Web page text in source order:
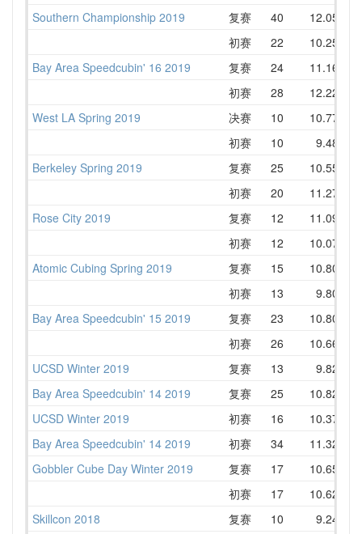
Southern Championship 2019
复赛 40 12.05
初赛
22 10.25
Bay Area Speedcubin' 16 2019
复赛 24 11.16
初赛
28 12.22
West LA Spring 2019
决赛 10 10.77
初赛
10 9.48
Berkeley Spring 2019
复赛 25 10.55
初赛
20 11.27
Rose City 2019
复赛 12 11.09
初赛
12 10.07
Atomic Cubing Spring 2019
复赛 15 10.80
初赛
13 9.80
Bay Area Speedcubin' 15 2019
复赛 23 10.80
初赛
26 10.66
UCSD Winter 2019
复赛 13 9.82
Bay Area Speedcubin' 14 2019
复赛 25 10.82
UCSD Winter 2019
初赛 16 10.37
Bay Area Speedcubin' 14 2019
初赛 34 11.32
Gobbler Cube Day Winter 2019
复赛 17 10.65
初赛
17 10.62
Skillcon 2018
复赛 10 9.24